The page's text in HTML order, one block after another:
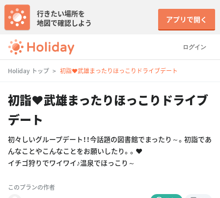
ログイン
行きたい場所を
地図で確認しよう
アプリで開く
Holiday トップ 初詣♥武雄まったりほっこりドライブデート
初詣♥武雄まったりほっこりドライブ
デート
初々しいグループデート！！今話題の図書館でまったり～。初詣であ
んなことやこんなことをお願いしたり。。♥
イチゴ狩りでワイワイ♪温泉でほっこり～
このプランの作者